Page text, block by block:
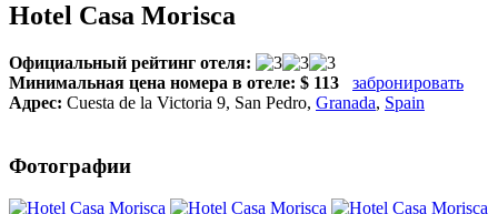
Hotel Casa Morisca
Официальный рейтинг отеля:
Минимальная цена номера в отеле: $ 113
забронировать
Адрес: Cuesta de la Victoria 9, San Pedro, Granada, Spain
Фотографии